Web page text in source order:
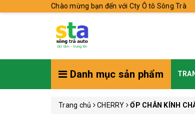
Chào mừng bạn đến với Cty Ô tô Sông Trà
Danh mục sản phẩm
Trang chủ CHERRY ỐP CHÂN KÍNH